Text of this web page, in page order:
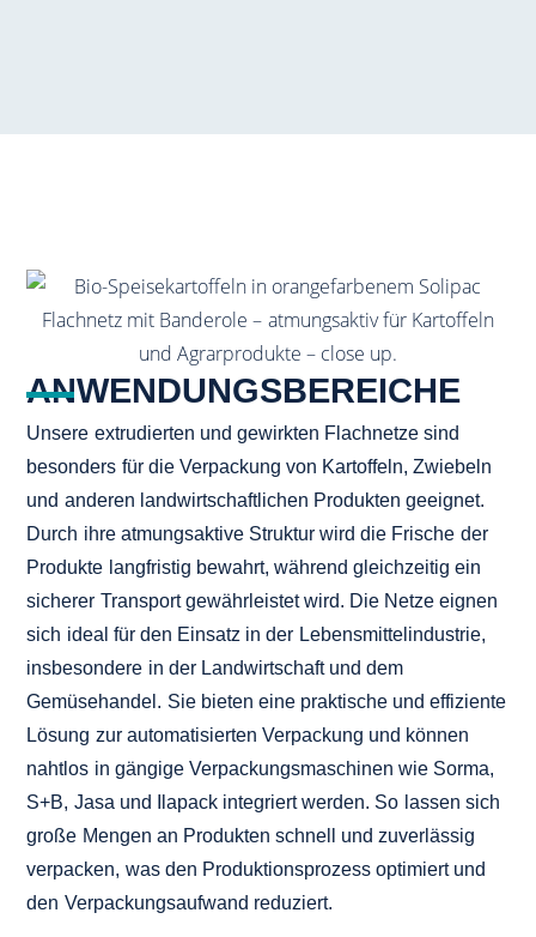
ANWENDUNGSBEREICHE
Unsere extrudierten und gewirkten Flachnetze sind
besonders für die Verpackung von Kartoffeln, Zwiebeln
und anderen landwirtschaftlichen Produkten geeignet.
Durch ihre atmungsaktive Struktur wird die Frische der
Produkte langfristig bewahrt, während gleichzeitig ein
sicherer Transport gewährleistet wird. Die Netze eignen
sich ideal für den Einsatz in der Lebensmittelindustrie,
insbesondere in der Landwirtschaft und dem
Gemüsehandel. Sie bieten eine praktische und effiziente
Lösung zur automatisierten Verpackung und können
nahtlos in gängige Verpackungsmaschinen wie Sorma,
S+B, Jasa und Ilapack integriert werden. So lassen sich
große Mengen an Produkten schnell und zuverlässig
verpacken, was den Produktionsprozess optimiert und
den Verpackungsaufwand reduziert.